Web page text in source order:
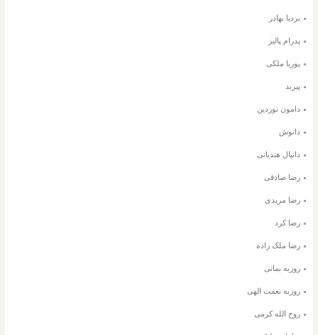
بردیا بهادر
پدرام پالیز
پوریا ملکی
پیربد
دامون نوردین
دانوش
دانیال هندیانی
رضا صادقی
رضا مریدی
رضا کرد
رضا ملک زاده
روزبه بمانی
روزبه نعمت الهی
روح الله کرمی